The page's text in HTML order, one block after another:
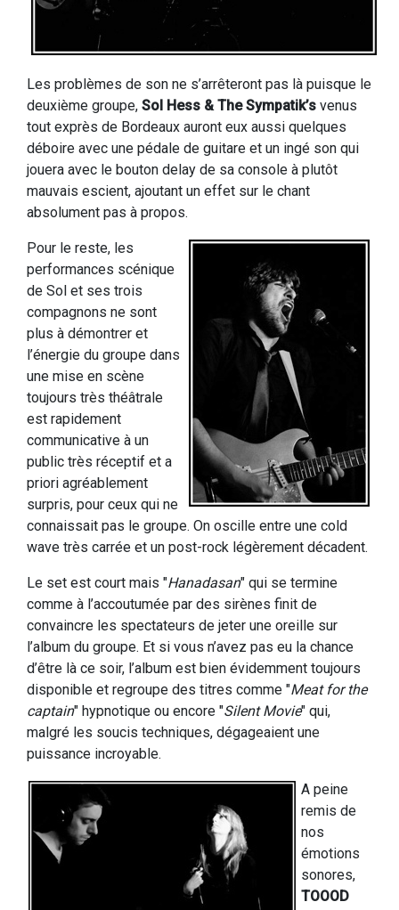
Les problèmes de son ne s’arrêteront pas là puisque le
deuxième groupe, Sol Hess & The Sympatik’s venus
tout exprès de Bordeaux auront eux aussi quelques
déboire avec une pédale de guitare et un ingé son qui
jouera avec le bouton delay de sa console à plutôt
mauvais escient, ajoutant un effet sur le chant
absolument pas à propos.
Pour le reste, les
performances scénique
de Sol et ses trois
compagnons ne sont
plus à démontrer et
l’énergie du groupe dans
une mise en scène
toujours très théâtrale
est rapidement
communicative à un
public très réceptif et a
priori agréablement
surpris, pour ceux qui ne
connaissait pas le groupe. On oscille entre une cold
wave très carrée et un post-rock légèrement décadent.
Le set est court mais "Hanadasan" qui se termine
comme à l’accoutumée par des sirènes finit de
convaincre les spectateurs de jeter une oreille sur
l’album du groupe. Et si vous n’avez pas eu la chance
d’être là ce soir, l’album est bien évidemment toujours
disponible et regroupe des titres comme "Meat for the
captain" hypnotique ou encore "Silent Movie" qui,
malgré les soucis techniques, dégageaient une
puissance incroyable.
A peine
remis de
nos
émotions
sonores,
TOOOD